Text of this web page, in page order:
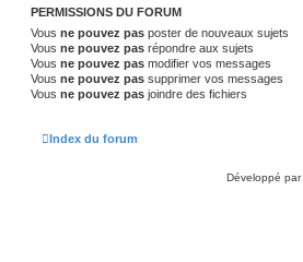
PERMISSIONS DU FORUM
Vous ne pouvez pas poster de nouveaux sujets
Vous ne pouvez pas répondre aux sujets
Vous ne pouvez pas modifier vos messages
Vous ne pouvez pas supprimer vos messages
Vous ne pouvez pas joindre des fichiers
Index du forum
Développé par